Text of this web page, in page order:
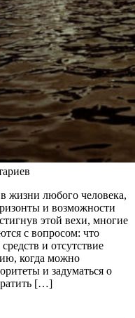
жизни любого человека,
и возможности
этой вехи, многие
с вопросом: что
и отсутствие
когда можно
и задуматься о
[…]